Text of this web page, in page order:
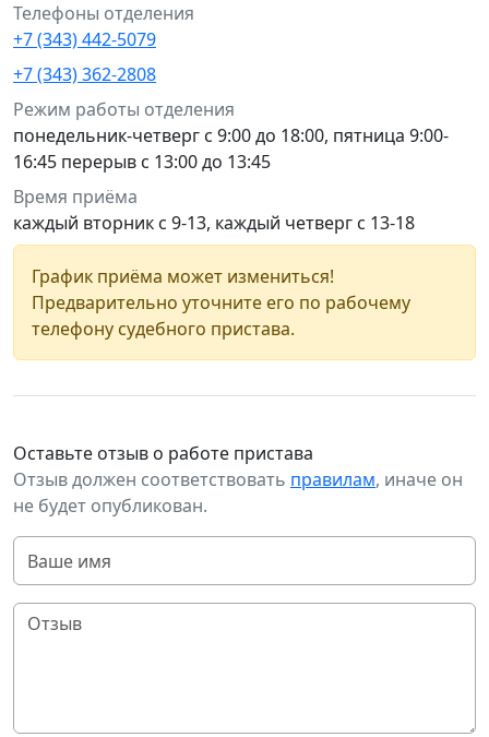
Телефоны отделения
+7 (343) 442-5079
+7 (343) 362-2808
Режим работы отделения
понедельник-четверг с 9:00 до 18:00, пятница 9:00-
16:45 перерыв с 13:00 до 13:45
Время приёма
каждый вторник с 9-13, каждый четверг с 13-18
График приёма может измениться!
Предварительно уточните его по рабочему
телефону судебного пристава.
Оставьте отзыв о работе пристава
Отзыв должен соответствовать правилам, иначе он
не будет опубликован.